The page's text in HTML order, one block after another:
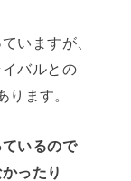
いますが、
バルとの
ります。
いるので
ったり